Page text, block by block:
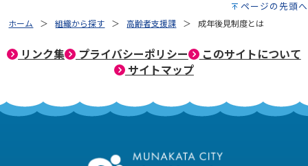
ページの先頭へ
ホーム 組織から探す 高齢者支援課 成年後見制度とは
リンク集 プライバシーポリシー
このサイトについて
サイトマップ